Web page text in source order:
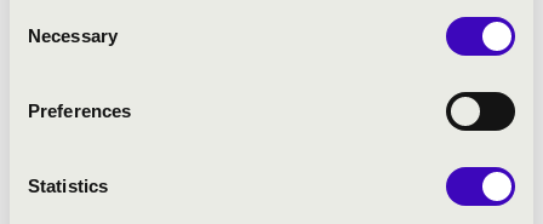
Selection
Necessary
Preferences
Statistics